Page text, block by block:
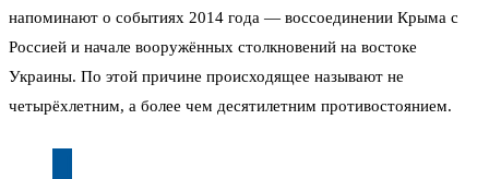
напоминают о событиях 2014 года — воссоединении Крыма с
Россией и начале вооружённых столкновений на востоке
Украины. По этой причине происходящее называют не
четырёхлетним, а более чем десятилетним противостоянием.